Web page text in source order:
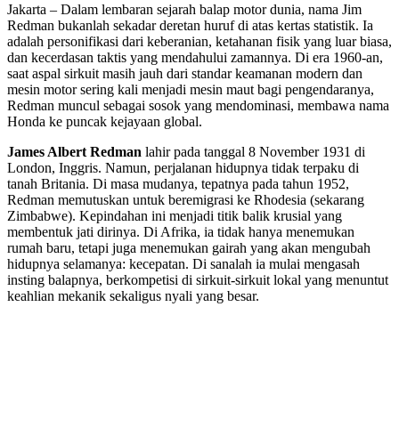
Jakarta – Dalam lembaran sejarah balap motor dunia, nama Jim
Redman bukanlah sekadar deretan huruf di atas kertas statistik. Ia
adalah personifikasi dari keberanian, ketahanan fisik yang luar biasa,
dan kecerdasan taktis yang mendahului zamannya. Di era 1960-an,
saat aspal sirkuit masih jauh dari standar keamanan modern dan
mesin motor sering kali menjadi mesin maut bagi pengendaranya,
Redman muncul sebagai sosok yang mendominasi, membawa nama
Honda ke puncak kejayaan global.
James Albert Redman lahir pada tanggal 8 November 1931 di
London, Inggris. Namun, perjalanan hidupnya tidak terpaku di
tanah Britania. Di masa mudanya, tepatnya pada tahun 1952,
Redman memutuskan untuk beremigrasi ke Rhodesia (sekarang
Zimbabwe). Kepindahan ini menjadi titik balik krusial yang
membentuk jati dirinya. Di Afrika, ia tidak hanya menemukan
rumah baru, tetapi juga menemukan gairah yang akan mengubah
hidupnya selamanya: kecepatan. Di sanalah ia mulai mengasah
insting balapnya, berkompetisi di sirkuit-sirkuit lokal yang menuntut
keahlian mekanik sekaligus nyali yang besar.